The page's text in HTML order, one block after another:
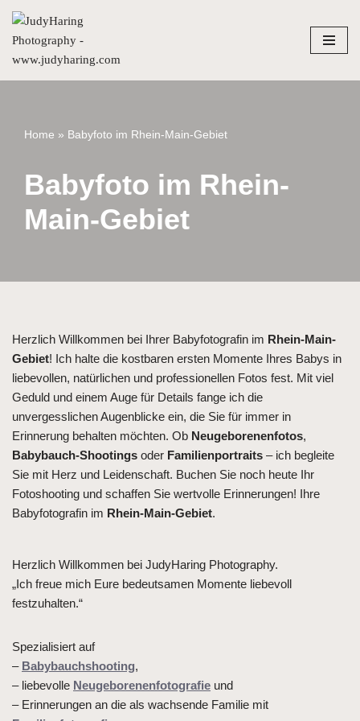
Zum
Inhalt
springen
Home » Babyfoto im Rhein-Main-Gebiet
Babyfoto im Rhein-
Main-Gebiet
Herzlich Willkommen bei Ihrer Babyfotografin im Rhein-Main-
Gebiet! Ich halte die kostbaren ersten Momente Ihres Babys in
liebevollen, natürlichen und professionellen Fotos fest. Mit viel
Geduld und einem Auge für Details fange ich die
unvergesslichen Augenblicke ein, die Sie für immer in
Erinnerung behalten möchten. Ob Neugeborenenfotos,
Babybauch-Shootings oder Familienportraits – ich begleite
Sie mit Herz und Leidenschaft. Buchen Sie noch heute Ihr
Fotoshooting und schaffen Sie wertvolle Erinnerungen! Ihre
Babyfotografin im Rhein-Main-Gebiet.
Herzlich Willkommen bei JudyHaring Photography.
„Ich freue mich Eure bedeutsamen Momente liebevoll
festzuhalten.“
Spezialisiert auf
– Babybauchshooting,
– liebevolle Neugeborenenfotografie und
– Erinnerungen an die als wachsende Familie mit